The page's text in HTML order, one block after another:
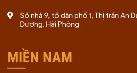
Số nhà 9, tổ dân phố 1, Thị trấn An
Dương, Hải Phòng
MIỀN NAM